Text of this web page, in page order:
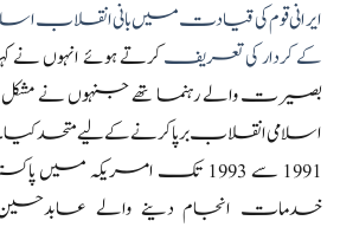
ایرانی قوم کی قیادت میں بانی انقلاب
کے کردار کی تعریفکرتے ہوئے انہوں
بصیرت والے رہنما تھے جنہوں نے مشکل
اسلامی انقلاب برپا کرنے کے لیے متحد
1991 سے 1993 تک امریکہ میں
خدمات انجام دینے والے